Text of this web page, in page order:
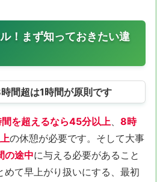
！まず知っておきたい違
間超は1時間が原則です
を超えるなら45分以上、 8時
の休憩が必要です。そして大事
の途中に与える必要があること
めて早上がり扱いにする、最初